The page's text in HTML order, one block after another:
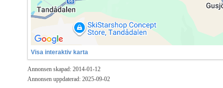
Visa interaktiv karta
Annonsen skapad: 2014-01-12
Annonsen uppdaterad: 2025-09-02